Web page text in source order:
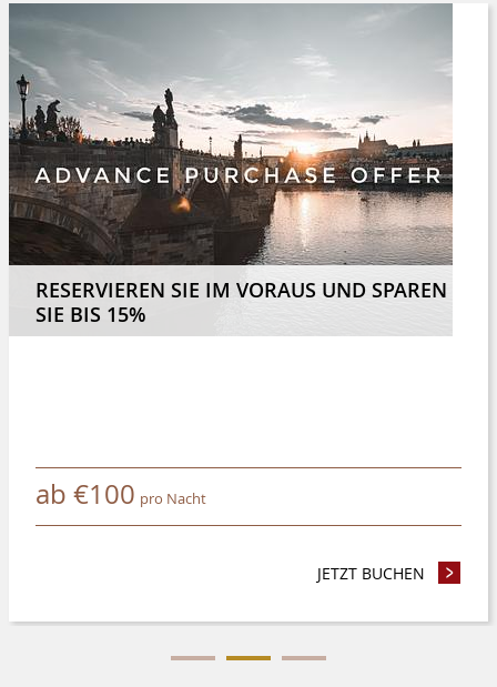
4 NÄCHTE UND MEHR UND SPAREN SIE 8%
RESERVIEREN SIE IM VORAUS UND SPAREN
SIE BIS 15%
ab €100 pro Nacht
JETZT BUCHEN -